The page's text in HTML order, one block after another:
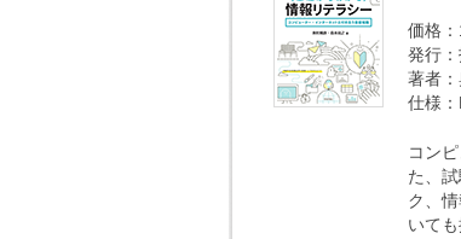
価格：
発行
著者
仕様
コン
た、
ク、
いても